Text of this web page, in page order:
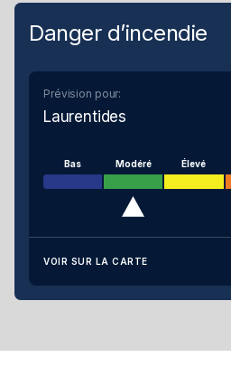
Danger d’incendie
Prévision pour:
Laurentides
Bas Modéré Élevé
VOIR SUR LA CARTE